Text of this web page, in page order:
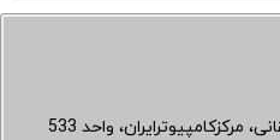
مرکزکامپیوترایران، واحد 533